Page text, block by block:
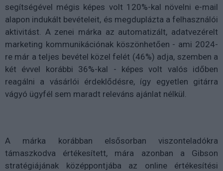
segítségével mégis képes volt 120%-kal növelni e-mail
alapon indukált bevételeit, és megduplázta a felhasználói
aktivitást. A zenei márka az automatizált, adatvezérelt
marketing kommunikációnak köszönhetően - ami 2024-
re már a teljes bevétel közel felét (46%) adja, szemben a
két évvel korábbi 36%-kal - képes volt valós időben
reagálni a vásárlói érdeklődésre, így egyetlen gitárra
vágyó ügyfél sem maradt releváns ajánlat nélkül.
A márka korábban elsősorban viszonteladókra
támaszkodva értékesített, mára azonban a Gibson
stratégiájának középpontjába az online értékesítési